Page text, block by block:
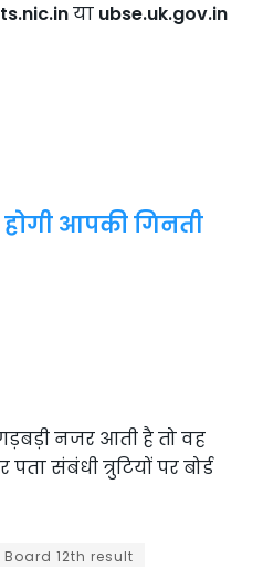
या ubse.uk.gov.in
आपकी गिनती
नजर आती है तो वह
संबंधी त्रुटियों पर बोर्ड
12th result